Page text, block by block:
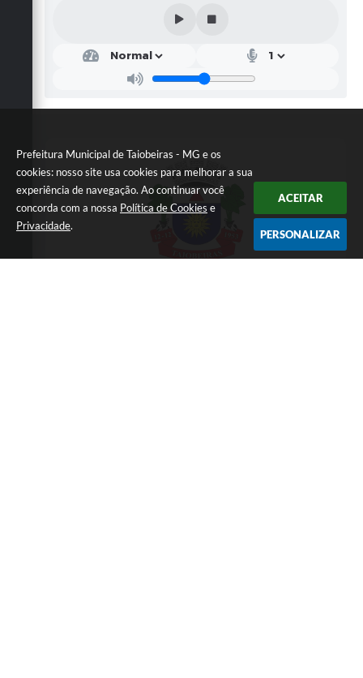
Prefeitura Municipal de Taiobeiras - MG e os
cookies: nosso site usa cookies para melhorar a sua
experiência de navegação. Ao continuar você
concorda com a nossa Política de Cookies e
Privacidade.
ACEITAR
PERSONALIZAR